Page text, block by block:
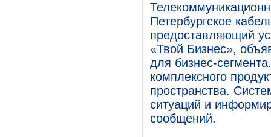
Петербургское
предоставляющий
«Твой Бизнес»,
для бизнес-
комплексного
пространства.
ситуаций и
сообщений.